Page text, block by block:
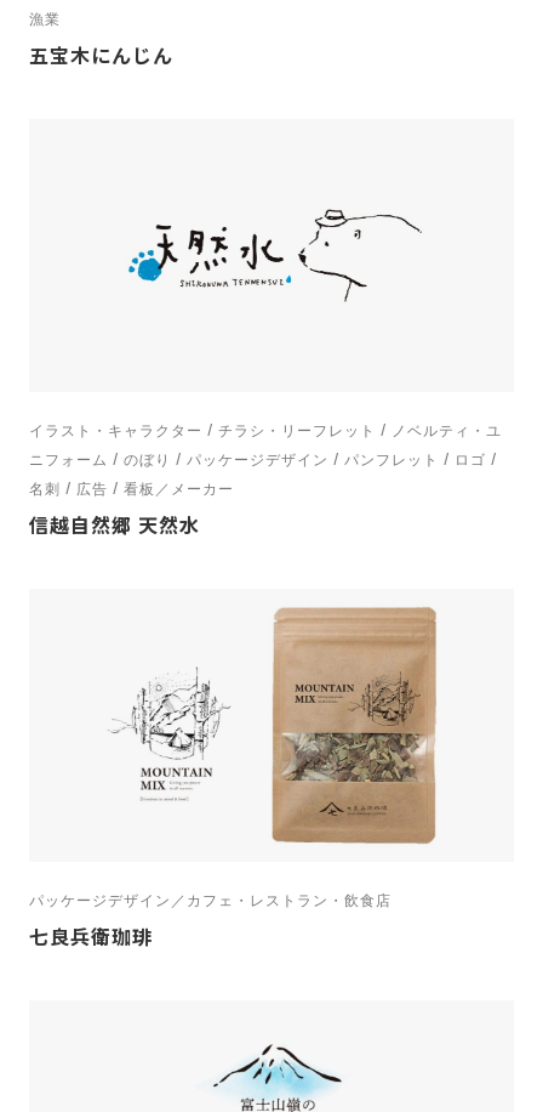
漁業
五宝木にんじん
イラスト・キャラクター / チラシ・リーフレット / ノベルティ・ユ
ニフォーム / のぼり / パッケージデザイン / パンフレット / ロゴ /
名刺 / 広告 / 看板／メーカー
信越自然郷 天然水
パッケージデザイン／カフェ・レストラン・飲食店
七良兵衛珈琲